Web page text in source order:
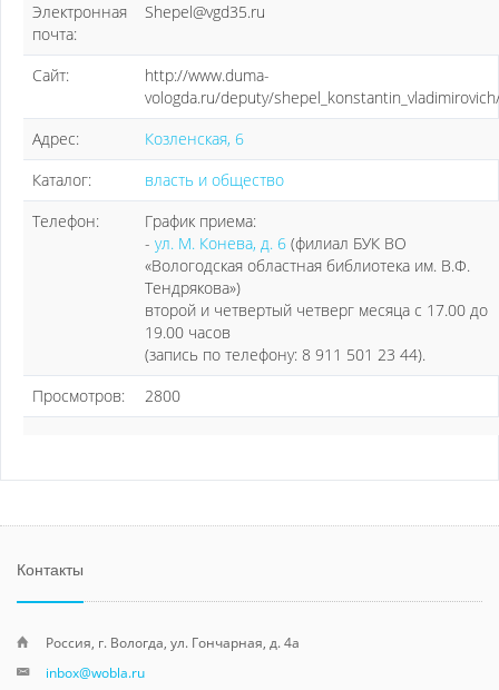
Электронная
почта:
Shepel@vgd35.ru
Сайт:
http://www.duma-
vologda.ru/deputy/
Адрес:
Козленская, 6
Каталог:
власть и общество
Телефон:
График приема:
- ул. М. Конева, д. 6 (филиал БУК ВО
«Вологодская областная библиотека им. В.Ф.
Тендрякова»)
второй и четвертый четверг месяца с 17.00 до
19.00 часов
(запись по телефону: 8 911 501 23 44).
Просмотров:
2800
Контакты
Россия, г. Вологда, ул. Гончарная, д. 4а
inbox@wobla.ru